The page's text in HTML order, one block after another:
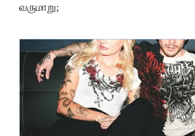
வருமாறு;